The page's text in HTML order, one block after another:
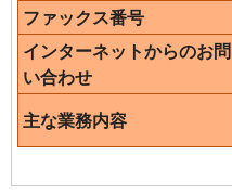
ファックス番号
インターネットからのお問
い合わせ
主な業務内容